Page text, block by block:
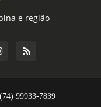
e região
99933-7839